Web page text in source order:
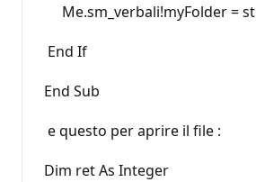
Me.sm_verbali!myFolder =
End If
End Sub
e questo per aprire il file :
Dim ret As Integer